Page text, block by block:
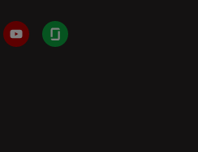
YouTubeGlassdoor